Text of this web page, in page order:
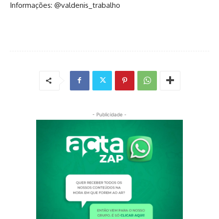
Informações: @valdenis_trabalho
- Publicidade -